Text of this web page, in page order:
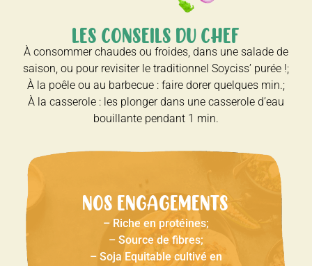
LES CONSEILS DU CHEF
À consommer chaudes ou froides, dans une salade de
saison, ou pour revisiter le traditionnel Soyciss’ purée !;
À la poêle ou au barbecue : faire dorer quelques min.;
À la casserole : les plonger dans une casserole d’eau
bouillante pendant 1 min.
NOS ENGAGEMENTS
– Riche en protéines;
– Source de fibres;
– Soja Equitable cultivé en